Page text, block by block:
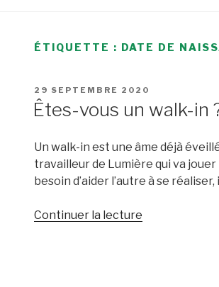
ÉTIQUETTE : DATE DE
PUBLIÉ
LE
29 SEPTEMBRE 2020
Êtes-vous un walk-in
Un walk-in est une âme déjà
travailleur de Lumière qui va
besoin d’aider l’autre à se
Continuer la lecture